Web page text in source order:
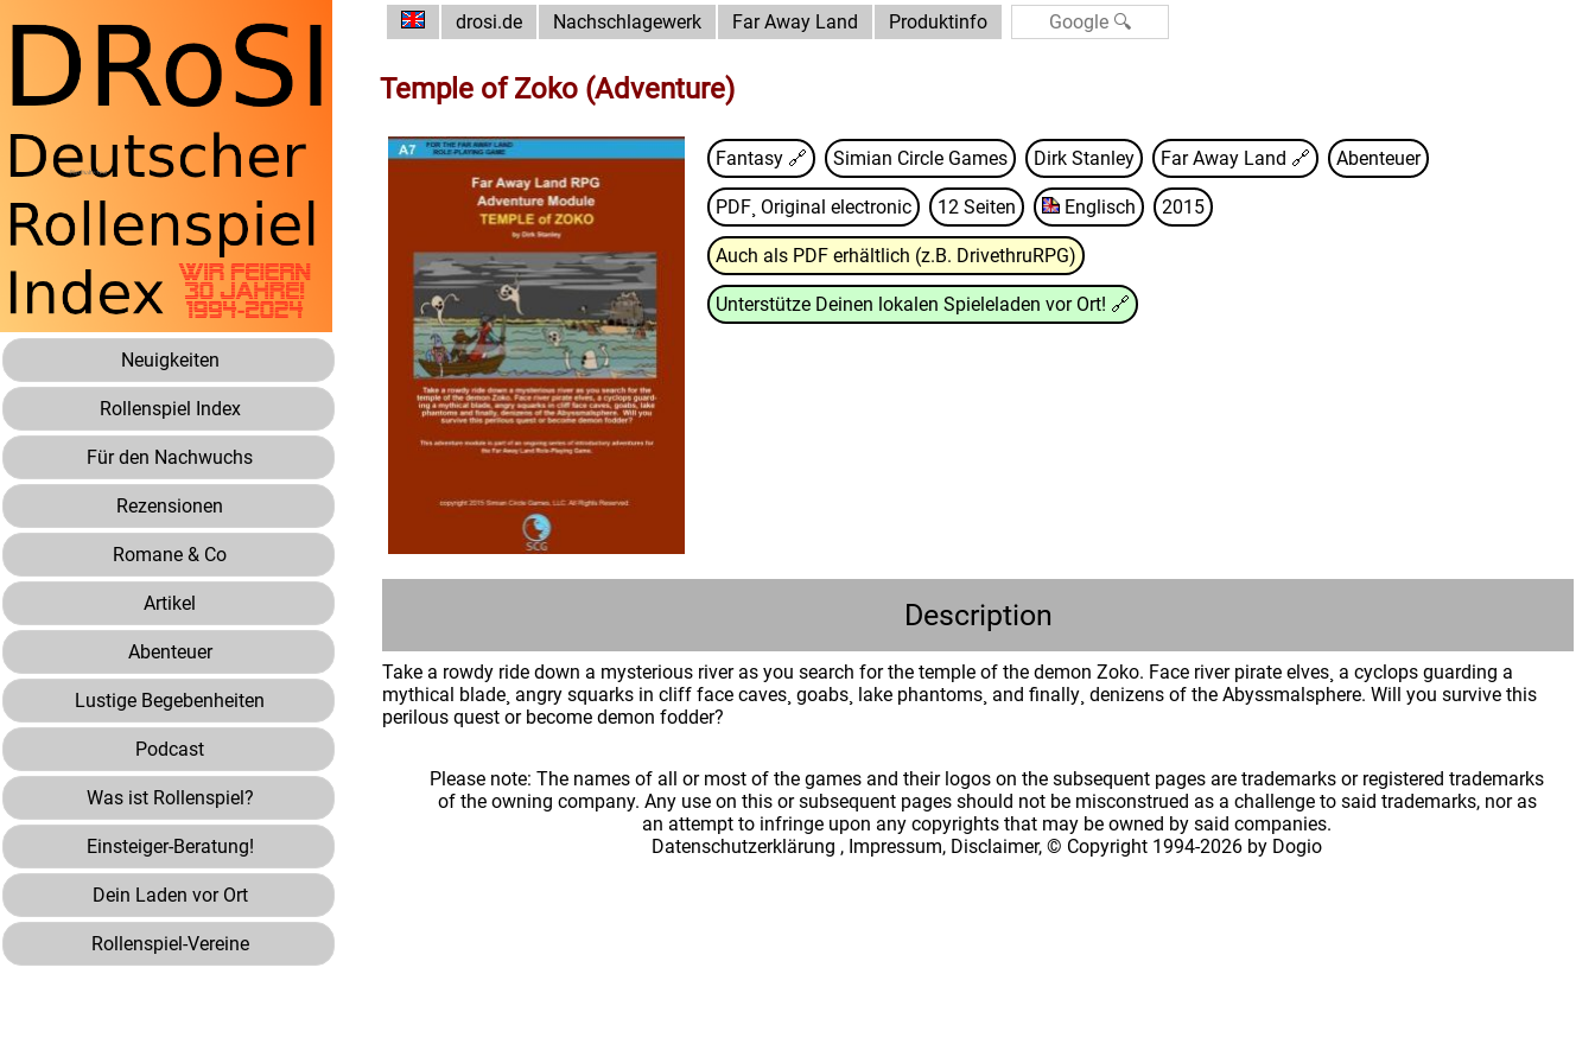
Neuigkeiten
Rollenspiel Index
Für den Nachwuchs
Rezensionen
Romane & Co
Artikel
Abenteuer
Lustige Begebenheiten
Podcast
Was ist Rollenspiel?
Einsteiger-Beratung!
Dein Laden vor Ort
Rollenspiel-Vereine
drosi.de Nachschlagewerk Far Away Land Produktinfo
Temple of Zoko (Adventure)
Fantasy 🔗 Simian Circle Games Dirk Stanley Far Away Land 🔗 Abenteuer
PDF¸ Original electronic 12 Seiten Englisch 2015
Auch als PDF erhältlich (z.B. DrivethruRPG)
Unterstütze Deinen lokalen Spieleladen vor Ort! 🔗
Description
Take a rowdy ride down a mysterious river as you search for the temple of the demon Zoko. Face river pirate elves¸ a cyclops guarding a
mythical blade¸ angry squarks in cliff face caves¸ goabs¸ lake phantoms¸ and finally¸ denizens of the Abyssmalsphere. Will you survive this
perilous quest or become demon fodder?
Please note: The names of all or most of the games and their logos on the subsequent pages are trademarks or registered trademarks
of the owning company. Any use on this or subsequent pages should not be misconstrued as a challenge to said trademarks, nor as
an attempt to infringe upon any copyrights that may be owned by said companies.
Datenschutzerklärung , Impressum, Disclaimer, © Copyright 1994-2026 by Dogio